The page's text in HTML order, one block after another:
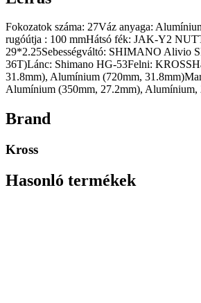
Fokozatok száma: 27Váz anyaga:
rugóútja : 100 mmHátsó fék: JAK-Y2
29*2.25Sebességváltó: SHIMANO Alivio
36T)Lánc: Shimano HG-53Felni:
31.8mm), Alumínium (720mm,
Alumínium (350mm, 27.2mm), Alumínium,
Brand
Kross
Hasonló termékek